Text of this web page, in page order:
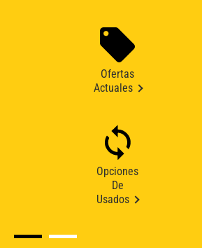
Ofertas
Actuales
Opciones
De
Usados